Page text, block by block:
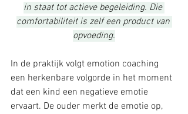
in staat tot actieve begeleiding. Die
comfortabiliteit is zelf een product van
opvoeding.
In de praktijk volgt emotion coaching
een herkenbare volgorde in het moment
dat een kind een negatieve emotie
ervaart. De ouder merkt de emotie op,